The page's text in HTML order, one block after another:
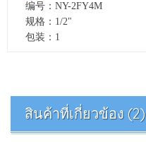
编号： NY-2FY4M
规格： 1/2"
包装： 1
สินค้าที่เกี่ยวข้อง (2)